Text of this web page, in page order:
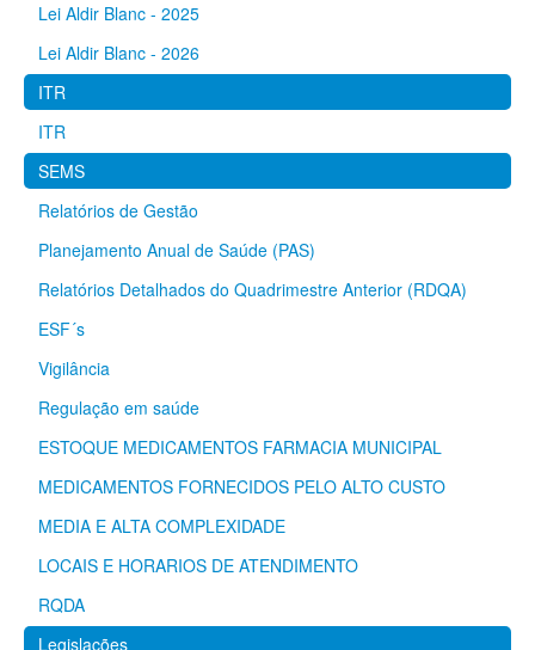
Lei Aldir Blanc - 2025
Lei Aldir Blanc - 2026
ITR
ITR
SEMS
Relatórios de Gestão
Planejamento Anual de Saúde (PAS)
Relatórios Detalhados do Quadrimestre Anterior (RDQA)
ESF´s
Vigilância
Regulação em saúde
ESTOQUE MEDICAMENTOS FARMACIA MUNICIPAL
MEDICAMENTOS FORNECIDOS PELO ALTO CUSTO
MEDIA E ALTA COMPLEXIDADE
LOCAIS E HORARIOS DE ATENDIMENTO
RQDA
Legislações